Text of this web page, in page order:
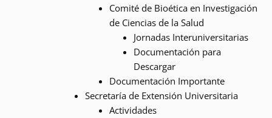
Comité de Bioética en Investigación
de Ciencias de la Salud
Jornadas Interuniversitarias
Documentación para
Descargar
Documentación Importante
Secretaría de Extensión Universitaria
Actividades